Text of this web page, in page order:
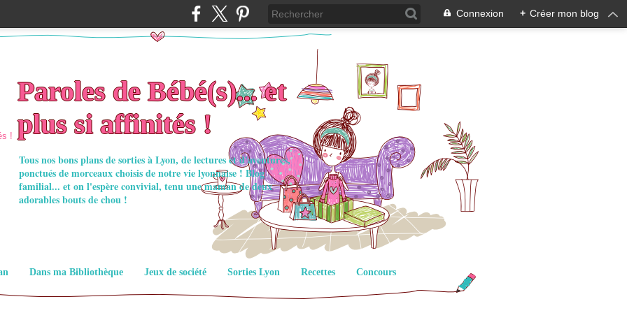
Connexion + Créer mon blog
Paroles de Bébé(s)... et
plus si affinités !
Tous nos bons plans de sorties à Lyon, de lectures et d'aventures,
ponctués de morceaux choisis de notre vie lyonnaise ! Blog
familial... et on l'espère convivial, tenu une maman de deux
adorables bouts de chou !
Dans ma Bibliothèque Jeux de société Sorties Lyon Recettes
Concours